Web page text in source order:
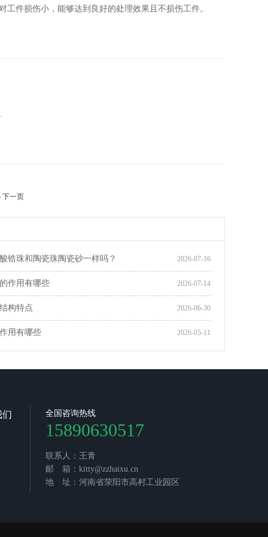
件损伤小，能够达到良好的处理效果且不损伤工件。
下一页
2026-07-16
锆珠和陶瓷珠陶瓷砂一样吗？
2026-07-14
作用有哪些
2026-06-30
构特点
2026-05-11
用有哪些
们 全国咨询热线
15890630517
联系人：王青
邮 箱：kitty@zzhaixu.cn
地 址：河南省荥阳市高村工业园区